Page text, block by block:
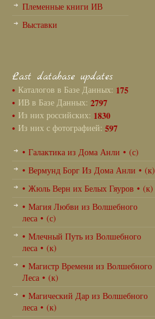
Племенные книги ИВ
Выставки
Last database updates
• Каталогов в Базе Данных: 175
• ИВ в Базе Данных: 2797
• Из них российских: 1830
• Из них с фотографией: 597
• Галактика из Дома Анли • (с)
• Вермунд Борг Из Дома Анли • (к)
• Жюль Верн их Белых Гяуров • (к)
• Магия Любви из Волшебного
леса • (с)
• Млечный Путь из Волшебного
леса • (к)
• Магистр Времени из Волшебного
Леса • (к)
• Магический Дар из Волшебного
леса • (к)